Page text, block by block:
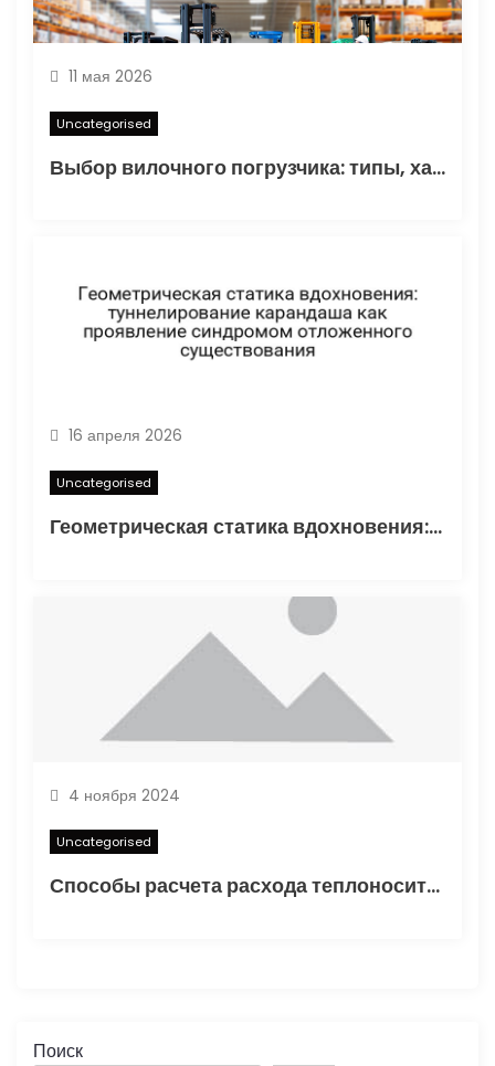
м
11 мая 2026
Uncategorised
Выбор вилочного погрузчика: типы, характеристики и области применения
16 апреля 2026
Uncategorised
Геометрическая статика вдохновения: туннелирование карандаша как проявление синдромом отложенного существования
4 ноября 2024
Uncategorised
Способы расчета расхода теплоносителя для системы отопления
Поиск